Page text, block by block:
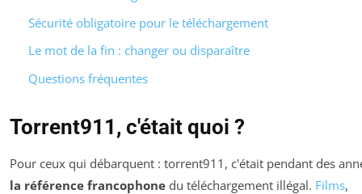
Sécurité obligatoire pour le téléchargement
Le mot de la fin : changer ou disparaître
Questions fréquentes
Torrent911, c'était quoi ?
Pour ceux qui débarquent : torrent911, c'était pendant des
la référence francophone du téléchargement illégal. Films,